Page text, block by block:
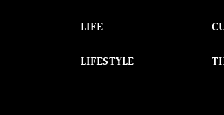
LIFE
LIFESTYLE